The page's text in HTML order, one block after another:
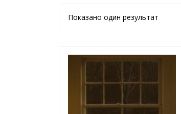
Показано один результат